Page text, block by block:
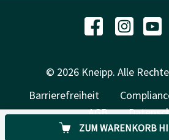
ZUM WARENKORB
© 2026 Kneipp. Alle
Barrierefreiheit
AGB